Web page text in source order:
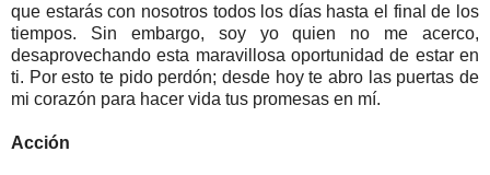
que estarás con nosotros todos los días hasta el final de los
tiempos. Sin embargo, soy yo quien no me acerco,
desaprovechando esta maravillosa oportunidad de estar en
ti. Por esto te pido perdón; desde hoy te abro las puertas de
mi corazón para hacer vida tus promesas en mí.
Acción